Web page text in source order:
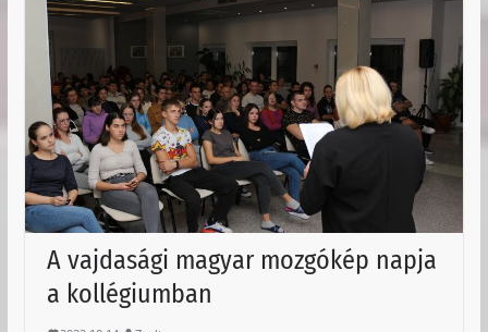
A vajdasági magyar mozgókép napja
a kollégiumban